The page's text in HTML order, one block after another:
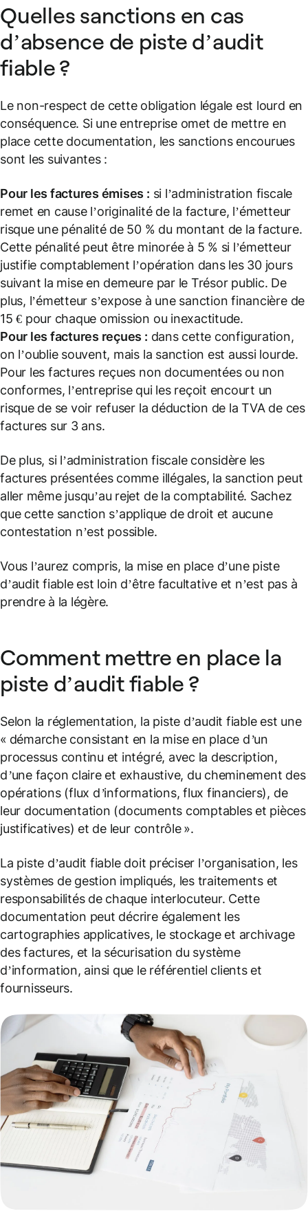
Quelles sanctions en cas
d’absence de piste d’audit
fiable ?
Le non-respect de cette obligation légale est lourd en
conséquence. Si une entreprise omet de mettre en
place cette documentation, les sanctions encourues
sont les suivantes :
Pour les factures émises : si l’administration fiscale
remet en cause l’originalité de la facture, l’émetteur
risque une pénalité de 50 % du montant de la facture.
Cette pénalité peut être minorée à 5 % si l’émetteur
justifie comptablement l’opération dans les 30 jours
suivant la mise en demeure par le Trésor public. De
plus, l’émetteur s’expose à une sanction financière de
15 € pour chaque omission ou inexactitude.
Pour les factures reçues : dans cette configuration,
on l’oublie souvent, mais la sanction est aussi lourde.
Pour les factures reçues non documentées ou non
conformes, l’entreprise qui les reçoit encourt un
risque de se voir refuser la déduction de la TVA de ces
factures sur 3 ans.
De plus, si l’administration fiscale considère les
factures présentées comme illégales, la sanction peut
aller même jusqu’au rejet de la comptabilité. Sachez
que cette sanction s’applique de droit et aucune
contestation n’est possible.
Vous l’aurez compris, la mise en place d’une piste
d’audit fiable est loin d’être facultative et n’est pas à
prendre à la légère.
Comment mettre en place la
piste d’audit fiable ?
Selon la réglementation, la piste d’audit fiable est une
« démarche consistant en la mise en place d’un
processus continu et intégré, avec la description,
d’une façon claire et exhaustive, du cheminement des
opérations (flux d’informations, flux financiers), de
leur documentation (documents comptables et pièces
justificatives) et de leur contrôle ».
La piste d’audit fiable doit préciser l’organisation, les
systèmes de gestion impliqués, les traitements et
responsabilités de chaque interlocuteur. Cette
documentation peut décrire également les
cartographies applicatives, le stockage et archivage
des factures, et la sécurisation du système
d’information, ainsi que le référentiel clients et
fournisseurs.